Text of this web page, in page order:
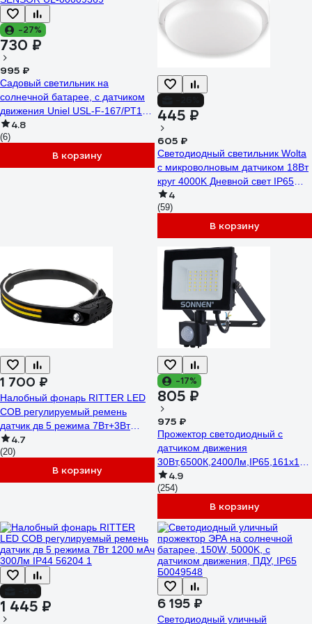
-27%
730 ₽
995 ₽
Садовый светильник на
солнечной батарее, с датчиком
движения Uniel USL-F-167/PT100
SENSOR UL-00009369
4.8
(6)
В корзину
445 ₽
605 ₽
Светодиодный светильник Wolta
с микроволновым датчиком 18Вт
круг 4000K Дневной свет IP65
1440лм LCL04-18W-R21-4K-SM
4
(59)
В корзину
1 700 ₽
Налобный фонарь RITTER LED
COB регулируемый ремень
датчик дв 5 режима 7Вт+3Вт
1200 мАч 600Лм IP44 56205 8
4.7
(20)
В корзину
-17%
805 ₽
975 ₽
Прожектор светодиодный с
датчиком движения
SONNEN 238417
4.9
(254)
В корзину
1 445 ₽ 6 195 ₽
Светодиодный уличный